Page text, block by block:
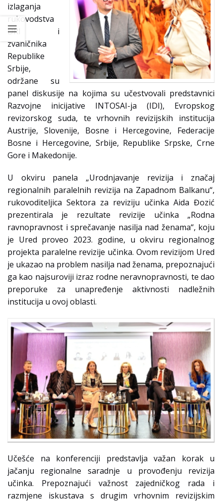
izlaganja
rukovodstva
DRI i
zvaničnika
Republike
Srbije,
održane su
panel diskusije na kojima su učestvovali predstavnici
Razvojne inicijative INTOSAI-ja (IDI), Evropskog
revizorskog suda, te vrhovnih revizijskih institucija
Austrije, Slovenije, Bosne i Hercegovine, Federacije
Bosne i Hercegovine, Srbije, Republike Srpske, Crne
Gore i Makedonije.
U okviru panela „Urodnjavanje revizija i značaj
regionalnih paralelnih revizija na Zapadnom Balkanu“,
rukovoditeljica Sektora za reviziju učinka Aida Đozić
prezentirala je rezultate revizije učinka „Rodna
ravnopravnost i sprečavanje nasilja nad ženama“, koju
je Ured proveo 2023. godine, u okviru regionalnog
projekta paralelne revizije učinka. Ovom revizijom Ured
je ukazao na problem nasilja nad ženama, prepoznajući
ga kao najsuroviji izraz rodne neravnopravnosti, te dao
preporuke za unapređenje aktivnosti nadležnih
institucija u ovoj oblasti.
Učešće na konferenciji predstavlja važan korak u
jačanju regionalne saradnje u provođenju revizija
učinka. Prepoznajući važnost zajedničkog rada i
razmjene iskustava s drugim vrhovnim revizijskim